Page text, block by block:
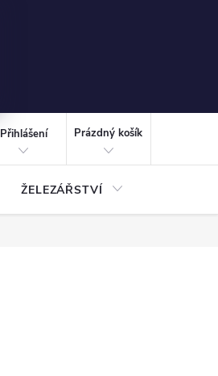
Přihlášení
KOŠÍK
Prázdný košík
ŽELEZÁŘSTVÍ